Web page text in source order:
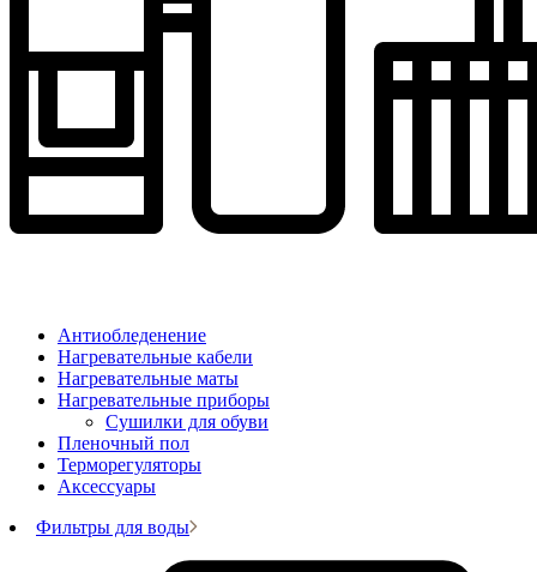
Антиобледенение
Нагревательные кабели
Нагревательные маты
Нагревательные приборы
Сушилки для обуви
Пленочный пол
Терморегуляторы
Аксессуары
Фильтры для воды